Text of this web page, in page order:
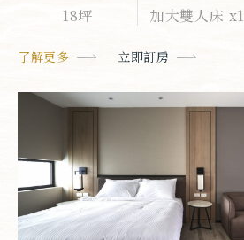
18坪 加大雙人床 x1
了解更多 立即訂房